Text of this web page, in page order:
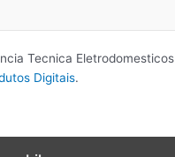
Tecnica Eletrodomesticos
Digitais.